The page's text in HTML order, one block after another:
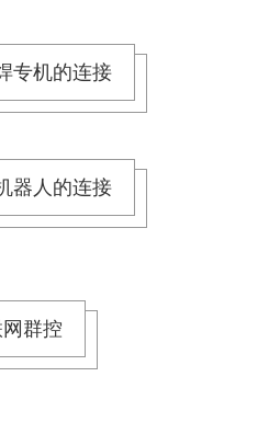
专机的连接
器人的连接
群控